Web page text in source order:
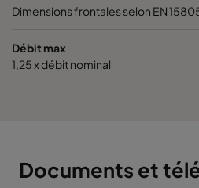
0185 287x592x520-5
Dimensions frontales selon EN
Débit max
1,25 x débit nominal
Documents et